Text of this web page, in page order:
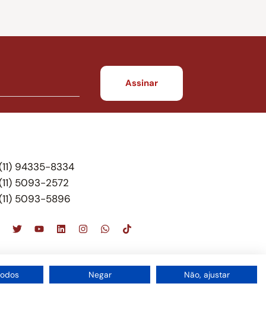
94335-8334
5093-2572
5093-5896
de advocacia, que oferece apenas
Brasil – Alexandre Berthe Pinto Soc. de Adv,
Negar Não, ajustar